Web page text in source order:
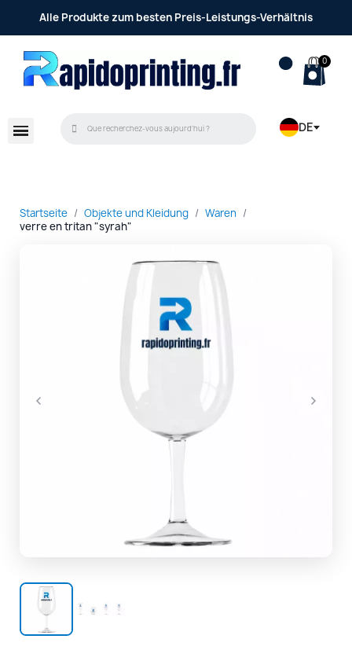
Alle Produkte zum besten Preis-Leistungs-Verhältnis
DE
Startseite Objekte und Kleidung
Waren
verre en tritan "syrah"